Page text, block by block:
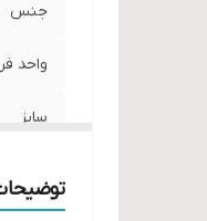
جنس
واحد
سایز